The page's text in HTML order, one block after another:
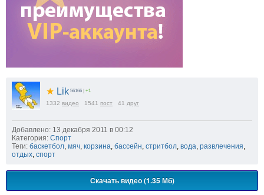
★ Lik 56166 | +1
1332 видео 1541 пост 41 друг
Добавлено: 13 декабря 2011 в 00:12
Категория: Спорт
Теги: баскетбол мяч корзина бассейн стритбол вода развлечения
отдых спорт
Скачать видео (1.35 Мб)